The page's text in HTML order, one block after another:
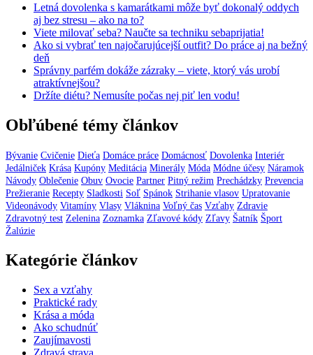
Letná dovolenka s kamarátkami môže byť dokonalý oddych
aj bez stresu – ako na to?
Viete milovať seba? Naučte sa techniku sebaprijatia!
Ako si vybrať ten najočarujúcejší outfit? Do práce aj na bežný
deň
Správny parfém dokáže zázraky – viete, ktorý vás urobí
atraktívnejšou?
Držíte diétu? Nemusíte počas nej piť len vodu!
Obľúbené témy článkov
Bývanie Cvičenie Dieťa Domáce práce Domácnosť Dovolenka Interiér
Jedálniček Krása Kupóny Meditácia Minerály Móda Módne účesy Náramok
Návody Oblečenie Obuv Ovocie Partner Pitný režim Prechádzky Prevencia
Prežieranie Recepty Sladkosti Soľ Spánok Strihanie vlasov Upratovanie
Videonávody Vitamíny Vlasy Vláknina Voľný čas Vzťahy Zdravie
Zdravotný test Zelenina Zoznamka Zľavové kódy Zľavy Šatník Šport
Žalúzie
Kategórie článkov
Sex a vzťahy
Praktické rady
Krása a móda
Ako schudnúť
Zaujímavosti
Zdravá strava